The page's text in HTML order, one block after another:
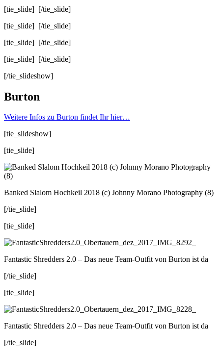
[tie_slide] [/tie_slide]
[tie_slide] [/tie_slide]
[tie_slide] [/tie_slide]
[tie_slide] [/tie_slide]
[/tie_slideshow]
Burton
Weitere Infos zu Burton findet Ihr hier…
[tie_slideshow]
[tie_slide]
Banked Slalom Hochkeil 2018 (c) Johnny Morano Photography (8)
[/tie_slide]
[tie_slide]
Fantastic Shredders 2.0 – Das neue Team-Outfit von Burton ist da
[/tie_slide]
[tie_slide]
Fantastic Shredders 2.0 – Das neue Team-Outfit von Burton ist da
[/tie_slide]